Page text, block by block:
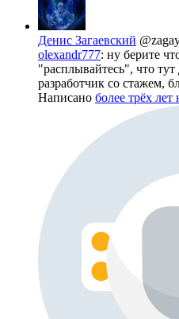
Денис Загаевский
olexandr777: ну берите
"расплывайтесь", что
разработчик со стажем,
Написано более трёх лет